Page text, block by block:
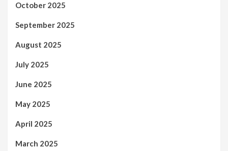
October 2025
September 2025
August 2025
July 2025
June 2025
May 2025
April 2025
March 2025